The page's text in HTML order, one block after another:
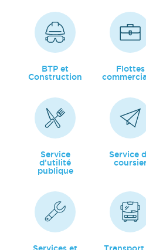
BTP et
Construction
Flottes
Service
d’utilité
publique
Service
Services et Transport